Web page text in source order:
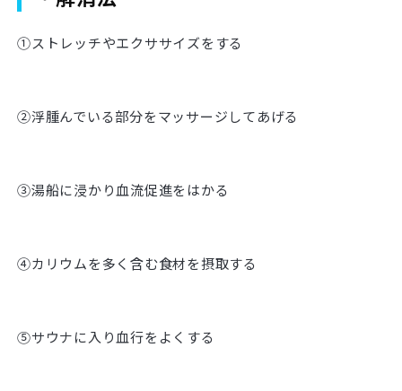
①ストレッチやエクササイズをする
②浮腫んでいる部分をマッサージしてあげる
③湯船に浸かり血流促進をはかる
④カリウムを多く含む食材を摂取する
⑤サウナに入り血行をよくする